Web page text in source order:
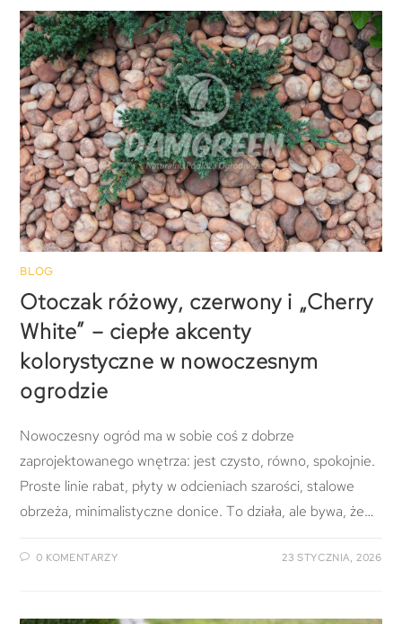
BLOG
Otoczak różowy, czerwony i „Cherry
White” – ciepłe akcenty
kolorystyczne w nowoczesnym
ogrodzie
Nowoczesny ogród ma w sobie coś z dobrze
zaprojektowanego wnętrza: jest czysto, równo, spokojnie.
Proste linie rabat, płyty w odcieniach szarości, stalowe
obrzeża, minimalistyczne donice. To działa, ale bywa, że…
0 KOMENTARZY 23 STYCZNIA, 2026